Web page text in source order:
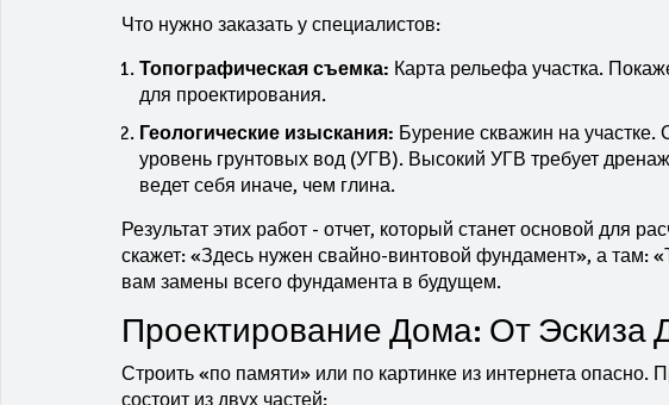
Что нужно заказать у специалистов:
Топографическая съемка: Карта рельефа участка.
для проектирования.
Геологические изыскания: Бурение скважин на
уровень грунтовых вод (УГВ). Высокий УГВ требует
ведет себя иначе, чем глина.
Результат этих работ - отчет, который станет основой для
скажет: «Здесь нужен свайно-винтовой фундамент», а там:
вам замены всего фундамента в будущем.
Проектирование Дома: От Эскиза
Строить «по памяти» или по картинке из интернета опасно.
состоит из двух частей: